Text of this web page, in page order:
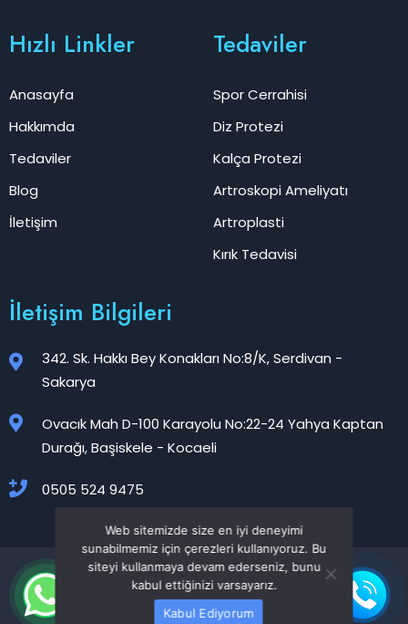
Hızlı Linkler
Anasayfa
Hakkımda
Tedaviler
Blog
İletişim
Tedaviler
Spor Cerrahisi
Diz Protezi
Kalça Protezi
Artroskopi Ameliyatı
Artroplasti
Kırık Tedavisi
İletişim Bilgileri
342. Sk. Hakkı Bey Konakları No:8/K, Serdivan -
Sakarya
Ovacık Mah D-100 Karayolu No:22-24 Yahya Kaptan
Durağı, Başiskele - Kocaeli
0505 524 9475
Op. Dr. Ozan Akca Resmi Web Sitesidir ©2025
Design By Maksimum Ajans
Web sitemizde size en iyi deneyimi
sunabilmemiz için çerezleri kullanıyoruz. Bu
siteyi kullanmaya devam ederseniz, bunu
kabul ettiğinizi varsayarız.
Kabul Ediyorum